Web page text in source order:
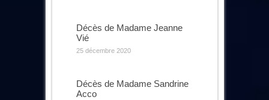
Décès de Madame Jeanne
Vié
25 décembre 2020
Décès de Madame Sandrine
Acco